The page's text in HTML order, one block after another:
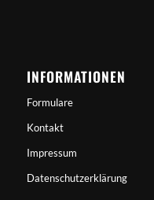
INFORMATIONEN
Formulare
Kontakt
Impressum
Datenschutzerklärung